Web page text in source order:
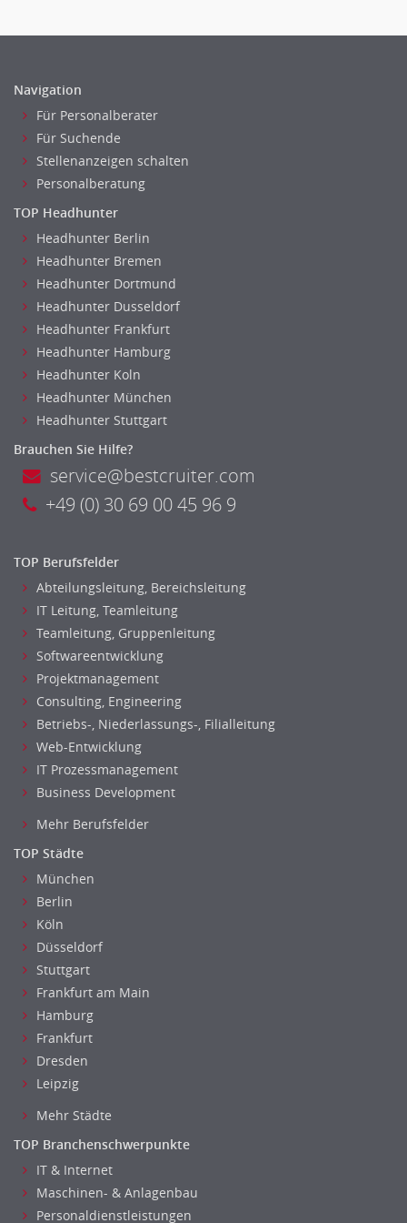
rec2rec
Recruiting, Personalmarketing
Referent
Anwaltschaft
Justiziariat, Rechtsabteilung
Notar-, Justizfachangestellter, Anwaltsfachgehilfe
Notariat
Richter, Justizbeamte
Anlageberatung, Vermögensberatung
Asset-/Fonds-Management
Börsenhandel
Banken, Finanzdienstleister und Versicherungen Compliance,
Sicherheit
Banken, Finanzdienstleister und Versicherungen Finanzen
Firmenkundengeschäft
Investment-Banking
Kreditanalyse
Banken, Finanzdienstleister und Versicherungen Leitung,
Privatkundengeschäft
Mathematik, Produkt, Statistik
Versicherung: Sachbearbeitung
Zahlungsverkehr
Berufsschule
Erwachsenenbildung
Erzieher
Kindergarten, KiTa, Vorschule
Bildung & Soziales Leitung, Teamleitung
Sozialarbeit
Fotografie, Video
Grafik- und Kommunikationsdesign
Medien-, Screen-, Webdesign
Modedesign, Schmuckdesign
Produktdesign, Industriedesign
Theater, Schauspiel, Musik, Tanz
Beschaffungslogistik
Disposition
Entsorgungslogistik
Fuhrparkmanagement
Versicherungen
Naturwissenschaften & Forschung
Navigation
Für Personalberater
Für Suchende
Stellenanzeigen schalten
Personalberatung
TOP Headhunter
Headhunter Berlin
Headhunter Bremen
Headhunter Dortmund
Headhunter Dusseldorf
Headhunter Frankfurt
Headhunter Hamburg
Headhunter Koln
Headhunter München
Headhunter Stuttgart
Brauchen Sie Hilfe?
service@bestcruiter.com
+49 (0) 30 69 00 45 96 9
TOP Berufsfelder
Abteilungsleitung, Bereichsleitung
IT Leitung, Teamleitung
Teamleitung, Gruppenleitung
Softwareentwicklung
Projektmanagement
Consulting, Engineering
Betriebs-, Niederlassungs-, Filialleitung
Web-Entwicklung
IT Prozessmanagement
Business Development
Mehr Berufsfelder
TOP Städte
München
Berlin
Köln
Düsseldorf
Stuttgart
Frankfurt am Main
Hamburg
Frankfurt
Dresden
Leipzig
Mehr Städte
TOP Branchenschwerpunkte
IT & Internet
Maschinen- & Anlagenbau
Personaldienstleistungen